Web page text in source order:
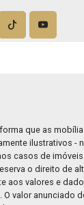
que as
ilustrativos -
casos de
o direito de
aos valores e
O valor anunciado